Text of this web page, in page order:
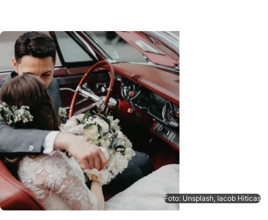
Foto: Unsplash, Iacob Hiticas